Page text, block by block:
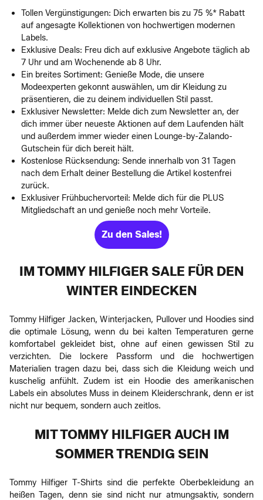
Tollen Vergünstigungen: Dich erwarten bis zu 75 %* Rabatt
auf angesagte Kollektionen von hochwertigen modernen
Labels.
Exklusive Deals: Freu dich auf exklusive Angebote täglich ab
7 Uhr und am Wochenende ab 8 Uhr.
Ein breites Sortiment: Genieße Mode, die unsere
Modeexperten gekonnt auswählen, um dir Kleidung zu
präsentieren, die zu deinem individuellen Stil passt.
Exklusiver Newsletter: Melde dich zum Newsletter an, der
dich immer über neueste Aktionen auf dem Laufenden hält
und außerdem immer wieder einen Lounge-by-Zalando-
Gutschein für dich bereit hält.
Kostenlose Rücksendung: Sende innerhalb von 31 Tagen
nach dem Erhalt deiner Bestellung die Artikel kostenfrei
zurück.
Exklusiver Frühbuchervorteil: Melde dich für die PLUS
Mitgliedschaft an und genieße noch mehr Vorteile.
Zu den Sales!
IM TOMMY HILFIGER SALE FÜR DEN
WINTER EINDECKEN
Tommy Hilfiger Jacken, Winterjacken, Pullover und Hoodies sind
die optimale Lösung, wenn du bei kalten Temperaturen gerne
komfortabel gekleidet bist, ohne auf einen gewissen Stil zu
verzichten. Die lockere Passform und die hochwertigen
Materialien tragen dazu bei, dass sich die Kleidung weich und
kuschelig anfühlt. Zudem ist ein Hoodie des amerikanischen
Labels ein absolutes Muss in deinem Kleiderschrank, denn er ist
nicht nur bequem, sondern auch zeitlos.
MIT TOMMY HILFIGER AUCH IM
SOMMER TRENDIG SEIN
Tommy Hilfiger T-Shirts sind die perfekte Oberbekleidung an
heißen Tagen, denn sie sind nicht nur atmungsaktiv, sondern